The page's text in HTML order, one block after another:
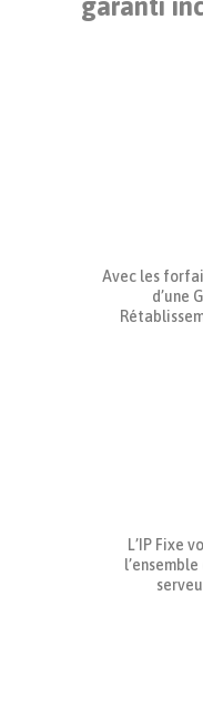
garanti
Avec les
d’une
L’IP Fixe